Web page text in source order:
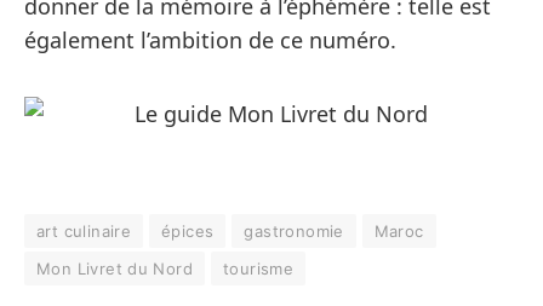
également l’ambition de ce numéro.
art culinaire épices gastronomie
Maroc
Mon Livret du Nord
tourisme